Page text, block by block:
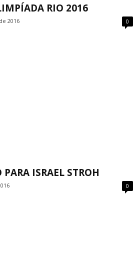
RIO 2016
2016 0
ISRAEL STROH
0